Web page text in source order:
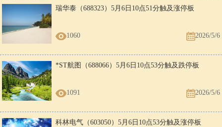
瑞华泰（688323）5月6日10点51分触及涨停板
1060 2026/5/6
*ST航图（688066）5月6日10点53分触及跌停板
1091 2026/5/6
科林电气（603050）5月6日10点53分触及涨停板